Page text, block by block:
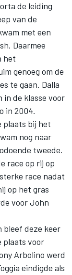
de leiding
van de
met een
Daarmee
het
genoeg om de
te gaan. Dalla
in de klasse voor
in 2004.
plaats bij het
nog naar
tweede.
race op rij op
race nadat
op het gras
voor John
bleef deze keer
plaats voor
Arbolino werd
eindigde als